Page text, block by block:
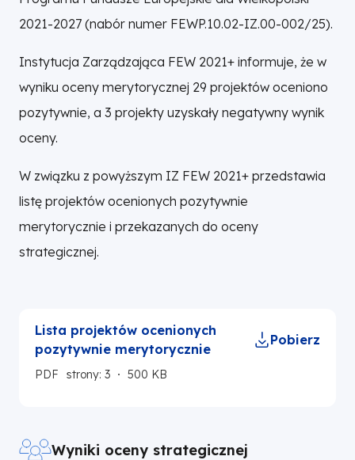
2021-2027 (nabór numer FEWP.10.02-IZ.00-002/25).
Instytucja Zarządzająca FEW 2021+ informuje, że w
wyniku oceny merytorycznej 29 projektów oceniono
pozytywnie, a 3 projekty uzyskały negatywny wynik
oceny.
W związku z powyższym IZ FEW 2021+ przedstawia
listę projektów ocenionych pozytywnie
merytorycznie i przekazanych do oceny
strategicznej.
Lista projektów ocenionych
pozytywnie merytorycznie
Pobierz
PDF strony: 3 500 KB
Wyniki oceny strategicznej